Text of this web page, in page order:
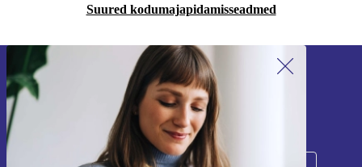
Suured kodumajapidamisseadmed
Liitu meie uudiskirjaga!
Ära jäta enam ühtegi pakkumist vahele.